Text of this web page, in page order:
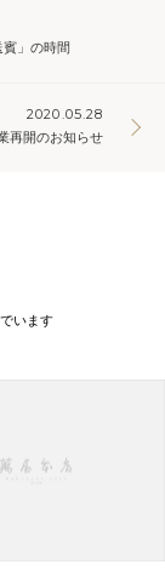
」の時間
2020.05.28
再開のお知らせ
います